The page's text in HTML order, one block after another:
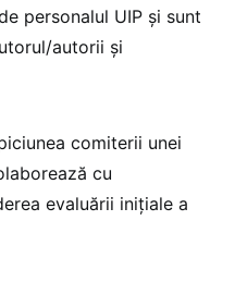
personalul UIP și sunt
autorii și
comiterii unei
cu
evaluării inițiale a